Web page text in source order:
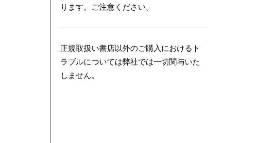
ります。ご注意ください。
正規取扱い書店以外のご購入におけるト
ラブルについては弊社では一切関与いた
しません。